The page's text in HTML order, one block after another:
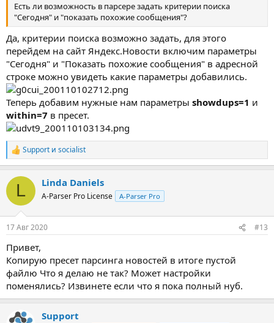
Есть ли возможность в парсере задать критерии поиска
"Сегодня" и "показать похожие сообщения"?
Да, критерии поиска возможно задать, для этого
перейдем на сайт Яндекс.Новости включим параметры
"Сегодня" и "Показать похожие сообщения" в адресной
строке можно увидеть какие параметры добавились.
Теперь добавим нужные нам параметры showdups=1 и
within=7 в пресет.
Р
е
к
и
Support и socialist
L Linda Daniels
A-Parser Pro License A-Parser Pro
17 Авг 2020 #13
Привет,
Копирую пресет парсинга новостей в итоге пустой
файлю Что я делаю не так? Может настройки
поменялись? Извинете если что я пока полный нуб.
Support